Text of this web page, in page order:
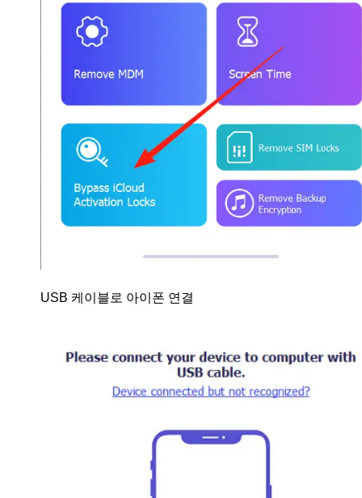
USB 케이블로 아이폰 연결